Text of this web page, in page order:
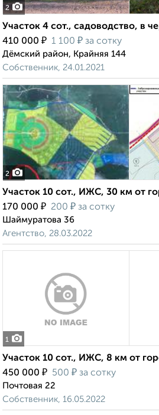
2
Участок 4 сот., садоводство, в
410 000 ₽ 1 100 ₽ за сотку
Дёмский район, Крайняя 144
Собственник, 24.01.2021
2
Участок 10 сот., ИЖС, 30 км от
170 000 ₽ 200 ₽ за сотку
Шаймуратова 36
Агентство, 28.03.2022
1
Участок 10 сот., ИЖС, 8 км от
450 000 ₽ 500 ₽ за сотку
Почтовая 22
Собственник, 16.05.2022